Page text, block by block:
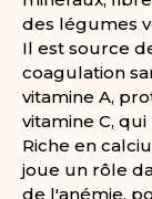
des légumes
Il est source
coagulation
vitamine A,
vitamine C,
Riche en
joue un rôle
de l'anémie,